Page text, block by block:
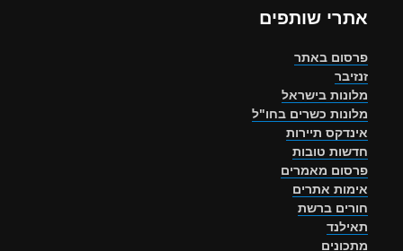
אתרי שותפים
פרסום באתר
זנזיבר
מלונות בישראל
מלונות כשרים בחו"ל
אינדקס תיירות
חדשות טובות
פרסום מאמרים
אימות אתרים
חורים ברשת
תאילנד
מתכונים